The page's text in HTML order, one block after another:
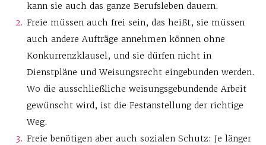
kann sie auch das ganze Berufsleben dauern.
Freie müssen auch frei sein, das heißt, sie müssen
auch andere Aufträge annehmen können ohne
Konkurrenzklausel, und sie dürfen nicht in
Dienstpläne und Weisungsrecht eingebunden werden.
Wo die ausschließliche weisungsgebundende Arbeit
gewünscht wird, ist die Festanstellung der richtige
Weg.
Freie benötigen aber auch sozialen Schutz: Je länger